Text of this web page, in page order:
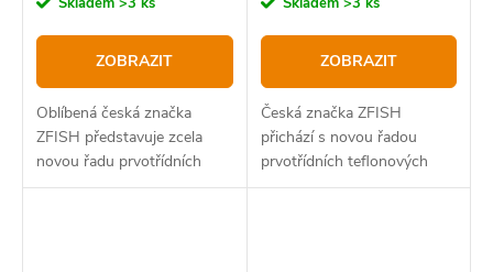
ZOBRAZIT
Oblíbená česká značka
ZFISH představuje zcela
novou řadu prvotřídních
teflonových háčků s názvem
ZOBRAZIT
Česká značka ZFISH
přichází s novou řadou
prvotřídních teflonových
háčků, které svými